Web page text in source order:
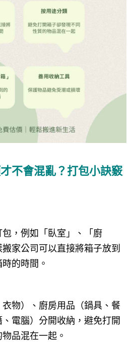
不會混亂？打包小訣竅
，例如「臥室」、「廚
家公司可以直接將箱子放到
的時間。
物）、廚房用品（鍋具、餐
電腦）分開收納，避免打開
品混在一起。